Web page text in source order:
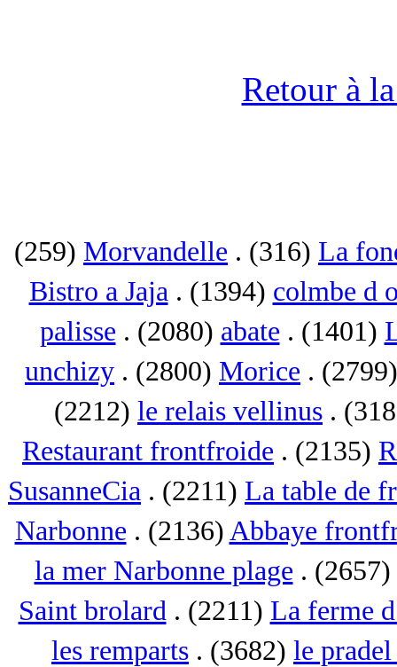
Retour à
(259) Morvandelle . (316) La
Bistro a Jaja. (1394) colmbe d
palisse . (2080) abate . (1401)
unchizy . (2800) Morice .
(2212) le relais vellinus .
Restaurant frontfroide . (2135)
SusanneCia . (2211) La table de
Narbonne . (2136) Abbaye
la mer Narbonne plage . (2657)
Saint brolard. (2211) La ferme
les remparts . (3682) le